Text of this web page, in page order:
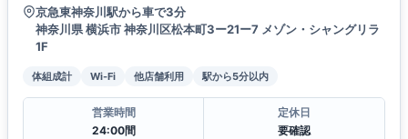
京急東神奈川駅から車で3分
神奈川県 横浜市 神奈川区松本町3ー21ー7 メゾン・シャングリラ
1F
体組成計 Wi-Fi 他店舗利用 駅から5分以内
営業時間
24:00間
定休日
要確認